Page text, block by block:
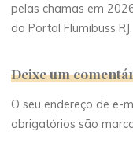
pelas chamas em
do Portal Flumibuss RJ.
Deixe um
O seu endereço de e-
obrigatórios são